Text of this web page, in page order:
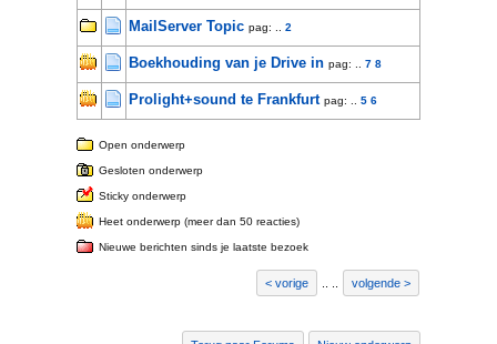
MailServer Topic pag: .. 2
Boekhouding van je Drive in pag: .. 7 8
Prolight+sound te Frankfurt pag: .. 5 6
Open onderwerp
Gesloten onderwerp
Sticky onderwerp
Heet onderwerp (meer dan 50 reacties)
Nieuwe berichten sinds je laatste bezoek
vorige volgende